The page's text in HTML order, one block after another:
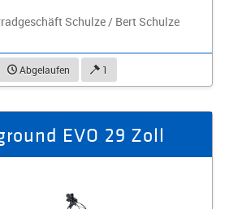
Schulze / Bert Schulze
Abgelaufen 1
EVO 29 Zoll